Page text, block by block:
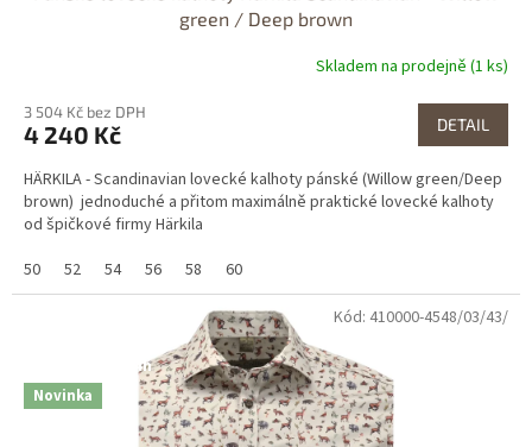
green / Deep brown
Skladem na prodejně (1 ks)
3 504 Kč bez DPH
4 240 Kč DETAIL
HÄRKILA - Scandinavian lovecké kalhoty pánské (Willow green/Deep
brown) jednoduché a přitom maximálně praktické lovecké kalhoty
od špičkové firmy Härkila
50
52 54 56 58 60
Dostupnost 24h
Novinka
Kód: 410000-4548/03/43/